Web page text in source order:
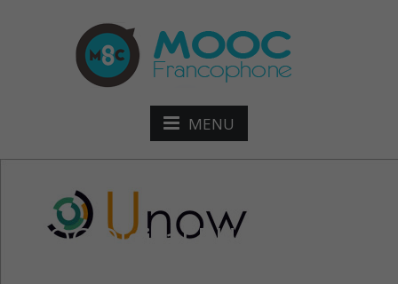
MENU
SPOC Digital RH